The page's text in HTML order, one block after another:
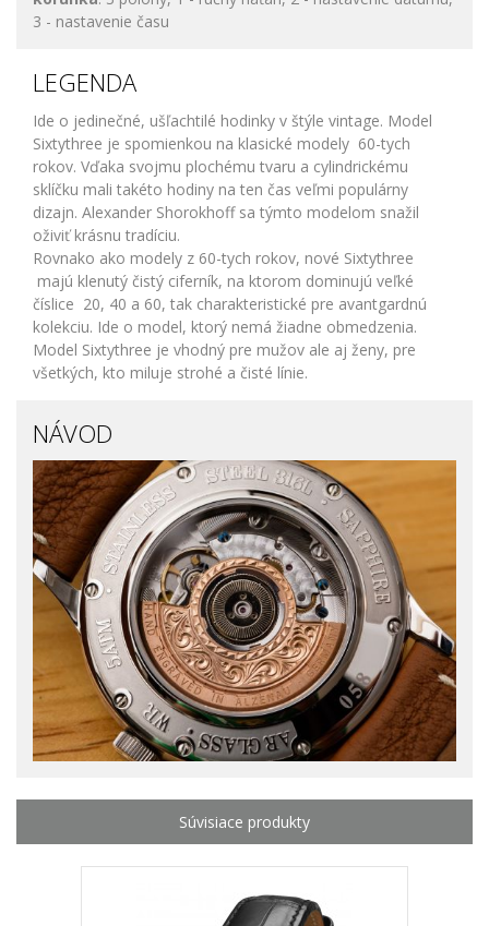
3 - nastavenie času
LEGENDA
Ide o jedinečné, ušľachtilé hodinky v štýle vintage. Model
Sixtythree je spomienkou na klasické modely 60-tych
rokov. Vďaka svojmu plochému tvaru a cylindrickému
sklíčku mali takéto hodiny na ten čas veľmi populárny
dizajn. Alexander Shorokhoff sa týmto modelom snažil
oživiť krásnu tradíciu.
Rovnako ako modely z 60-tych rokov, nové Sixtythree
majú klenutý čistý ciferník, na ktorom dominujú veľké
číslice 20, 40 a 60, tak charakteristické pre avantgardnú
kolekciu. Ide o model, ktorý nemá žiadne obmedzenia.
Model Sixtythree je vhodný pre mužov ale aj ženy, pre
všetkých, kto miluje strohé a čisté línie.
NÁVOD